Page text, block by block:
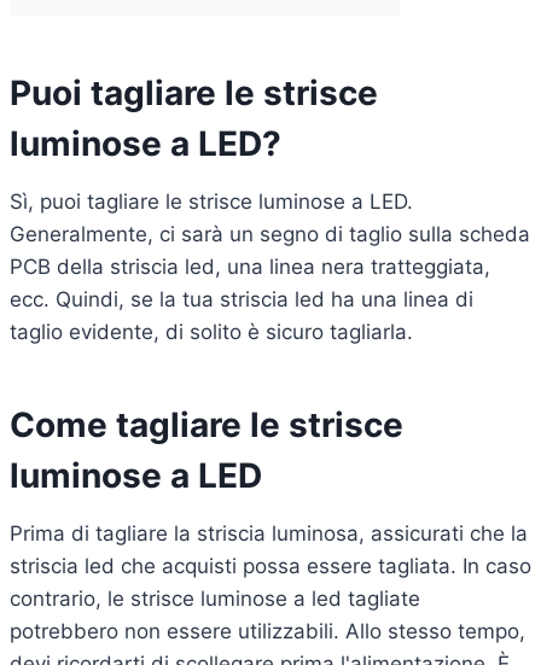
Puoi tagliare le strisce
luminose a LED?
Sì, puoi tagliare le strisce luminose a LED.
Generalmente, ci sarà un segno di taglio sulla scheda
PCB della striscia led, una linea nera tratteggiata,
ecc. Quindi, se la tua striscia led ha una linea di
taglio evidente, di solito è sicuro tagliarla.
Come tagliare le strisce
luminose a LED
Prima di tagliare la striscia luminosa, assicurati che la
striscia led che acquisti possa essere tagliata. In caso
contrario, le strisce luminose a led tagliate
potrebbero non essere utilizzabili. Allo stesso tempo,